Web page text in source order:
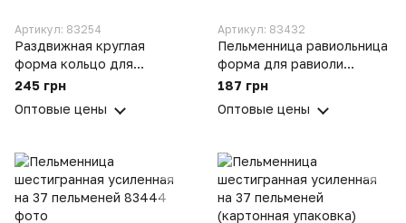
Артикул: 83254
Раздвижная круглая
форма кольцо для
выпечки и сборки салатов
8 см
245 грн
Оптовые цены
Артикул: 83432
Пельменница равиольница
форма для равиоли
алюминиевая в коробке
187 грн
Оптовые цены